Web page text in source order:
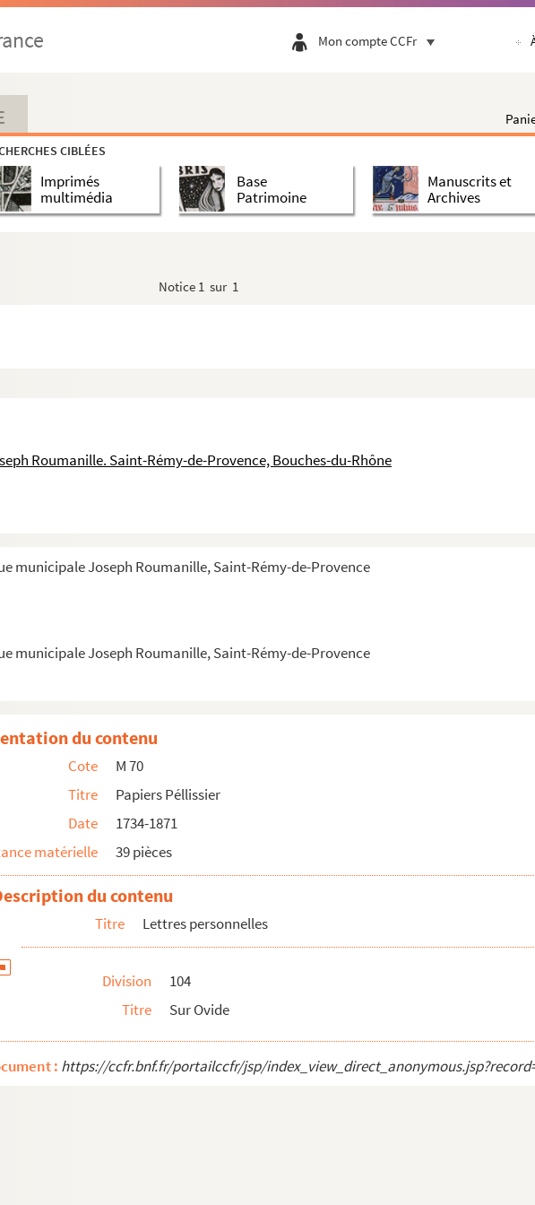
Mon compte CCFr
CIBLÉES
Imprimés
multimédia
Base
Patrimoine
Manuscrits et
Archives
Notice 1 sur 1
Roumanille. Saint-Rémy-de-Provence, Bouches-du-Rhône
municipale Joseph Roumanille, Saint-Rémy-de-Provence
municipale Joseph Roumanille, Saint-Rémy-de-Provence
Saint-Remy-de-Provence.
Saint-Remy-de-Provence
beau-frère de Chapelle, et Firmin-Josep...
son héritier - modèle de testament hologra...
de Nyon - Suisse
un 29 septembre
(s.d.) à Denise ?
de consomption des jeunes femmes & des mor...
de-Provence
du contenu
Cote
M 70
Titre
Papiers Péllissier
Date
1734-1871
matérielle
39 pièces
du contenu
Titre Lettres personnelles
Division
104
Titre
Sur Ovide
: https://ccfr.bnf.fr/portailccfr/jsp/